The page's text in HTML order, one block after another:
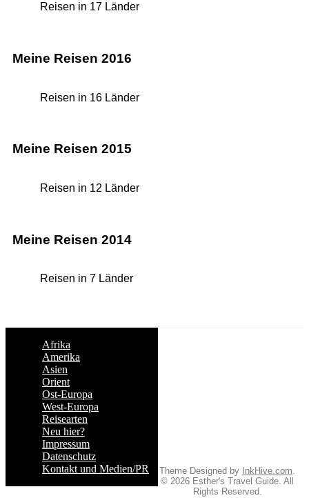
Reisen in 17 Länder
Meine Reisen 2016
Reisen in 16 Länder
Meine Reisen 2015
Reisen in 12 Länder
Meine Reisen 2014
Reisen in 7 Länder
Afrika
Amerika
Asien
Orient
Ost-Europa
West-Europa
Reisearten
Neu hier?
Impressum
Datenschutz
Kontakt und Medien/PR
Theme Designed by InkHive.com.
© 2026 Esther's Travel Guide. All
Rights Reserved.